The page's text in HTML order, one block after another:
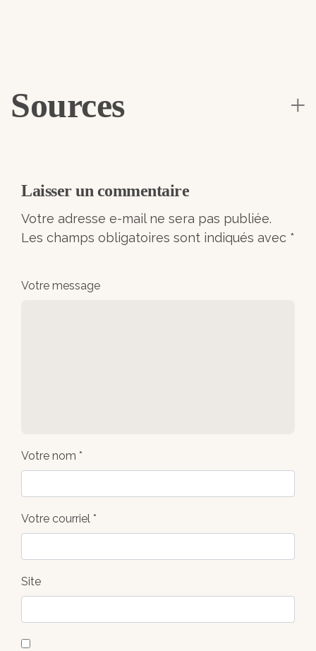
Sources
Laisser un commentaire
Votre adresse e-mail ne sera pas publiée.
Les champs obligatoires sont indiqués avec *
Votre message
Votre nom *
Votre courriel *
Site